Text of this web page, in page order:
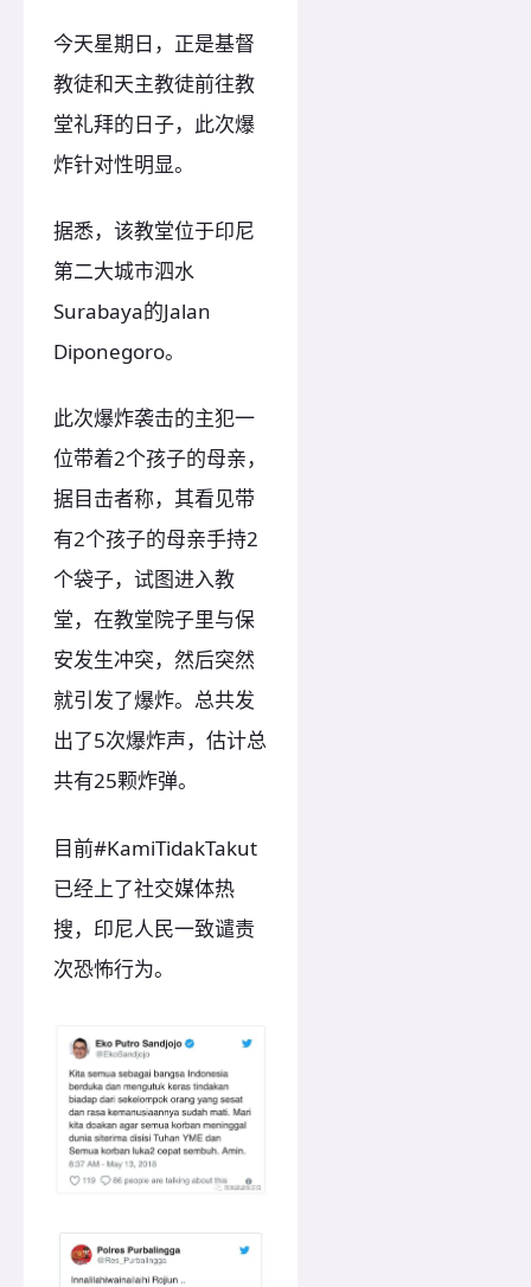
今天星期日，正是基督
教徒和天主教徒前往教
堂礼拜的日子，此次爆
炸针对性明显。
据悉，该教堂位于印尼
第二大城市泗水
Surabaya的Jalan
Diponegoro。
此次爆炸袭击的主犯一
位带着2个孩子的母亲，
据目击者称，其看见带
有2个孩子的母亲手持2
个袋子，试图进入教
堂，在教堂院子里与保
安发生冲突，然后突然
就引发了爆炸。总共发
出了5次爆炸声，估计总
共有25颗炸弹。
目前#KamiTidakTakut
已经上了社交媒体热
搜，印尼人民一致谴责
次恐怖行为。